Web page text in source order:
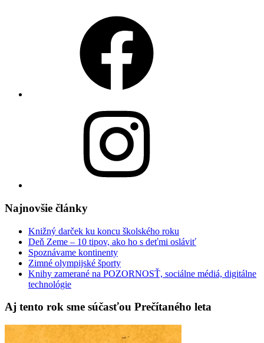
Najnovšie články
Knižný darček ku koncu školského roku
Deň Zeme – 10 tipov, ako ho s deťmi osláviť
Spoznávame kontinenty
Zimné olympijské športy
Knihy zamerané na POZORNOSŤ, sociálne médiá, digitálne
technológie
Aj tento rok sme súčasťou Prečítaného leta